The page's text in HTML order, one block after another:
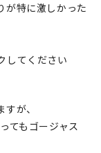
が特に激しかった
してください
が、
てもゴージャス